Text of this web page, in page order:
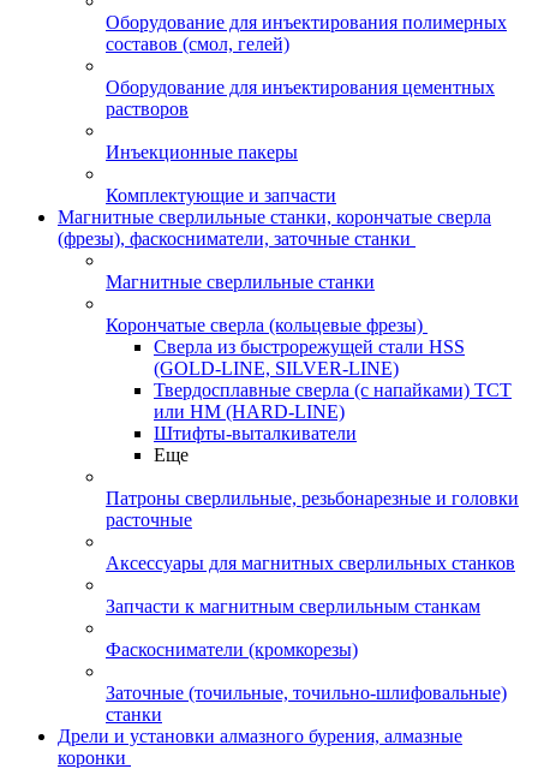
Оборудование для инъектирования полимерных
составов (смол, гелей)
Оборудование для инъектирования цементных
растворов
Инъекционные пакеры
Комплектующие и запчасти
Магнитные сверлильные станки, корончатые сверла
(фрезы), фаскосниматели, заточные станки
Магнитные сверлильные станки
Корончатые сверла (кольцевые фрезы)
Сверла из быстрорежущей стали HSS
(GOLD-LINE, SILVER-LINE)
Твердосплавные сверла (с напайками) ТСТ
или HM (HARD-LINE)
Штифты-выталкиватели
Еще
Патроны сверлильные, резьбонарезные и головки
расточные
Аксессуары для магнитных сверлильных станков
Запчасти к магнитным сверлильным станкам
Фаскосниматели (кромкорезы)
Заточные (точильные, точильно-шлифовальные)
станки
Дрели и установки алмазного бурения, алмазные
коронки